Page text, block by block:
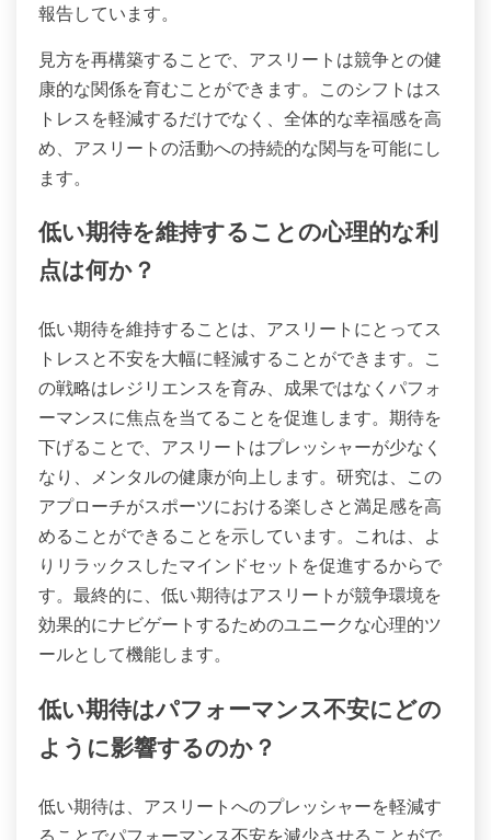
報告しています。
見方を再構築することで、アスリートは競争との健
康的な関係を育むことができます。このシフトはス
トレスを軽減するだけでなく、全体的な幸福感を高
め、アスリートの活動への持続的な関与を可能にし
ます。
低い期待を維持することの心理的な利
点は何か？
低い期待を維持することは、アスリートにとってス
トレスと不安を大幅に軽減することができます。こ
の戦略はレジリエンスを育み、成果ではなくパフォ
ーマンスに焦点を当てることを促進します。期待を
下げることで、アスリートはプレッシャーが少なく
なり、メンタルの健康が向上します。研究は、この
アプローチがスポーツにおける楽しさと満足感を高
めることができることを示しています。これは、よ
りリラックスしたマインドセットを促進するからで
す。最終的に、低い期待はアスリートが競争環境を
効果的にナビゲートするためのユニークな心理的ツ
ールとして機能します。
低い期待はパフォーマンス不安にどの
ように影響するのか？
低い期待は、アスリートへのプレッシャーを軽減す
ることでパフォーマンス不安を減少させることがで